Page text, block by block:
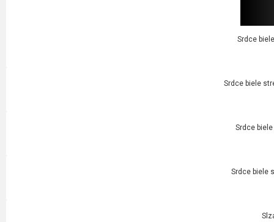
Srdce
Srdce biele
Srdce
Srdce biele